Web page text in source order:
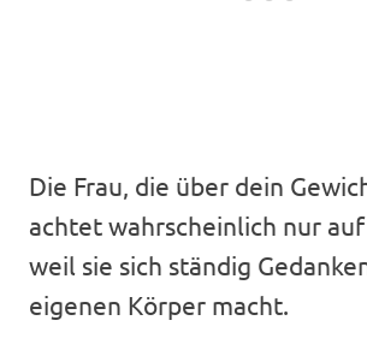
Die Frau, die über dein
achtet wahrscheinlich nur auf
weil sie sich ständig
eigenen Körper macht.